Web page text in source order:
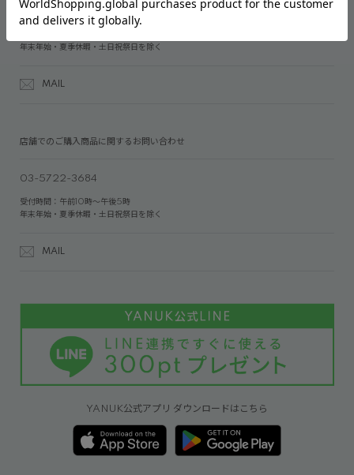
03-6809-2611
年末年始・夏季休暇・土日祝祭日を除く
MAIL
店舗でのご購入商品に関するお問い合わせ
03-5722-3684
受付時間：午前10時～午後5時
年末年始・夏季休暇・土日祝祭日を除く
MAIL
YANUK公式アプリ ダウンロードはこちら